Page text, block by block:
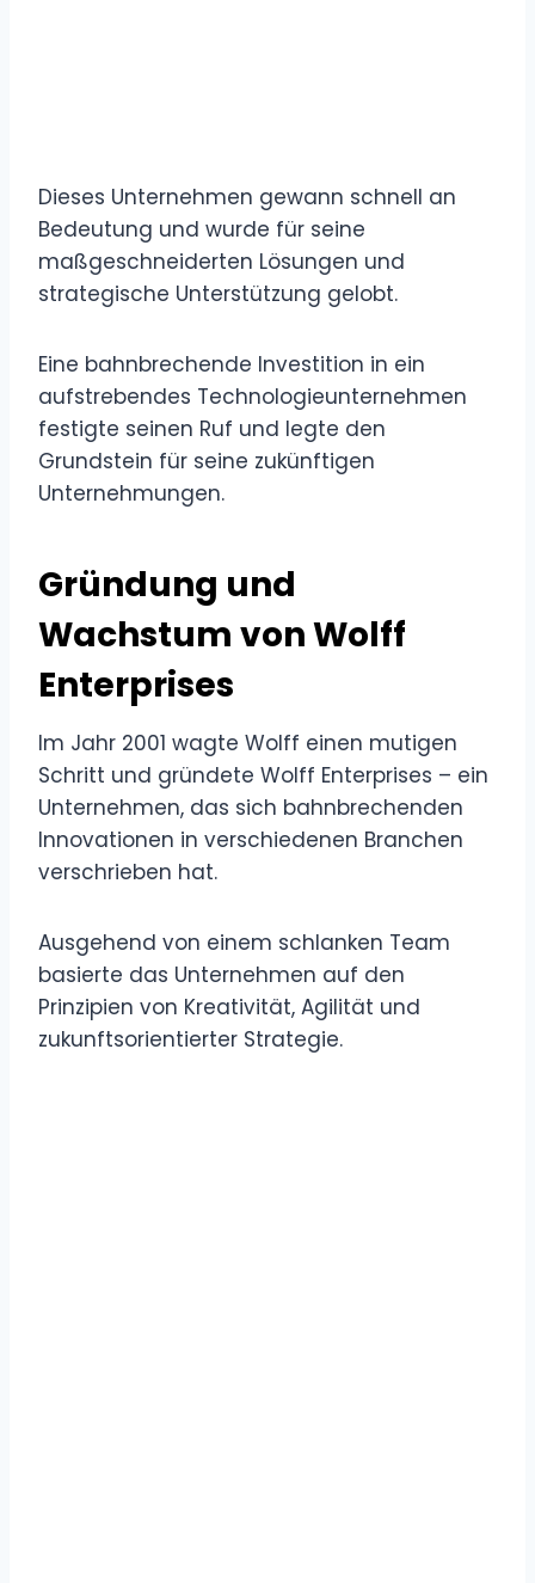
Dieses Unternehmen gewann schnell an
Bedeutung und wurde für seine
maßgeschneiderten Lösungen und
strategische Unterstützung gelobt.
Eine bahnbrechende Investition in ein
aufstrebendes Technologieunternehmen
festigte seinen Ruf und legte den
Grundstein für seine zukünftigen
Unternehmungen.
Gründung und
Wachstum von Wolff
Enterprises
Im Jahr 2001 wagte Wolff einen mutigen
Schritt und gründete Wolff Enterprises – ein
Unternehmen, das sich bahnbrechenden
Innovationen in verschiedenen Branchen
verschrieben hat.
Ausgehend von einem schlanken Team
basierte das Unternehmen auf den
Prinzipien von Kreativität, Agilität und
zukunftsorientierter Strategie.